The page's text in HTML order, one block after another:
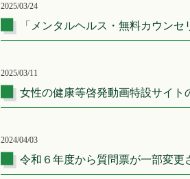
2025/03/24
「メンタルヘルス・無料カウン
2025/03/11
女性の健康等啓発動画特設サイト
2024/04/03
令和６年度から質問票が一部変更